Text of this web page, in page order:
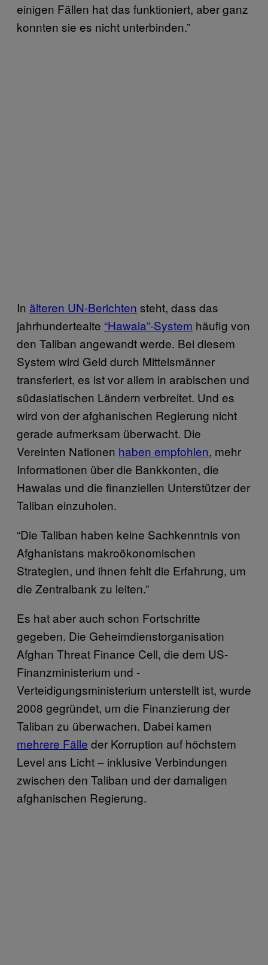
einigen Fällen hat das funktioniert, aber ganz
konnten sie es nicht unterbinden.”
In älteren UN-Berichten steht, dass das
jahrhundertealte “Hawala”-System häufig von
den Taliban angewandt werde. Bei diesem
System wird Geld durch Mittelsmänner
transferiert, es ist vor allem in arabischen und
südasiatischen Ländern verbreitet. Und es
wird von der afghanischen Regierung nicht
gerade aufmerksam überwacht. Die
Vereinten Nationen haben empfohlen, mehr
Informationen über die Bankkonten, die
Hawalas und die finanziellen Unterstützer der
Taliban einzuholen.
“Die Taliban haben keine Sachkenntnis von
Afghanistans makroökonomischen
Strategien, und ihnen fehlt die Erfahrung, um
die Zentralbank zu leiten.”
Es hat aber auch schon Fortschritte
gegeben. Die Geheimdienstorganisation
Afghan Threat Finance Cell, die dem US-
Finanzministerium und -
Verteidigungsministerium unterstellt ist, wurde
2008 gegründet, um die Finanzierung der
Taliban zu überwachen. Dabei kamen
mehrere Fälle der Korruption auf höchstem
Level ans Licht – inklusive Verbindungen
zwischen den Taliban und der damaligen
afghanischen Regierung.